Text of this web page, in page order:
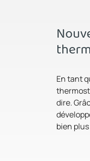
En tant
dire.
bien